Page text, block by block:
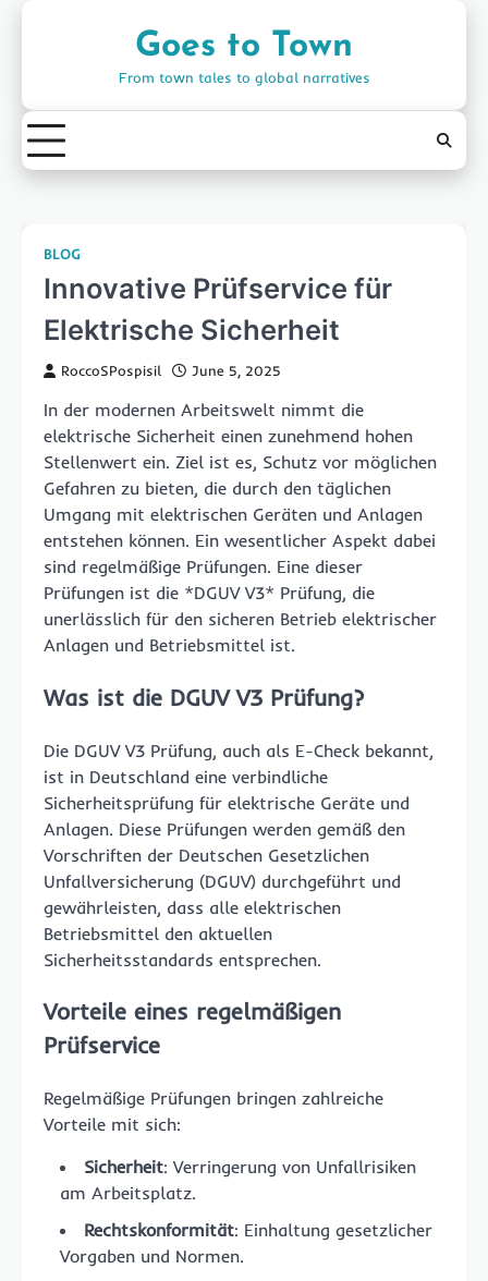
Goes to Town
From town tales to global narratives
BLOG
Innovative Prüfservice für
Elektrische Sicherheit
RoccoSPospisil June 5, 2025
In der modernen Arbeitswelt nimmt die
elektrische Sicherheit einen zunehmend hohen
Stellenwert ein. Ziel ist es, Schutz vor möglichen
Gefahren zu bieten, die durch den täglichen
Umgang mit elektrischen Geräten und Anlagen
entstehen können. Ein wesentlicher Aspekt dabei
sind regelmäßige Prüfungen. Eine dieser
Prüfungen ist die *DGUV V3* Prüfung, die
unerlässlich für den sicheren Betrieb elektrischer
Anlagen und Betriebsmittel ist.
Was ist die DGUV V3 Prüfung?
Die DGUV V3 Prüfung, auch als E-Check bekannt,
ist in Deutschland eine verbindliche
Sicherheitsprüfung für elektrische Geräte und
Anlagen. Diese Prüfungen werden gemäß den
Vorschriften der Deutschen Gesetzlichen
Unfallversicherung (DGUV) durchgeführt und
gewährleisten, dass alle elektrischen
Betriebsmittel den aktuellen
Sicherheitsstandards entsprechen.
Vorteile eines regelmäßigen
Prüfservice
Regelmäßige Prüfungen bringen zahlreiche
Vorteile mit sich:
Sicherheit: Verringerung von Unfallrisiken
am Arbeitsplatz.
Rechtskonformität: Einhaltung gesetzlicher
Vorgaben und Normen.